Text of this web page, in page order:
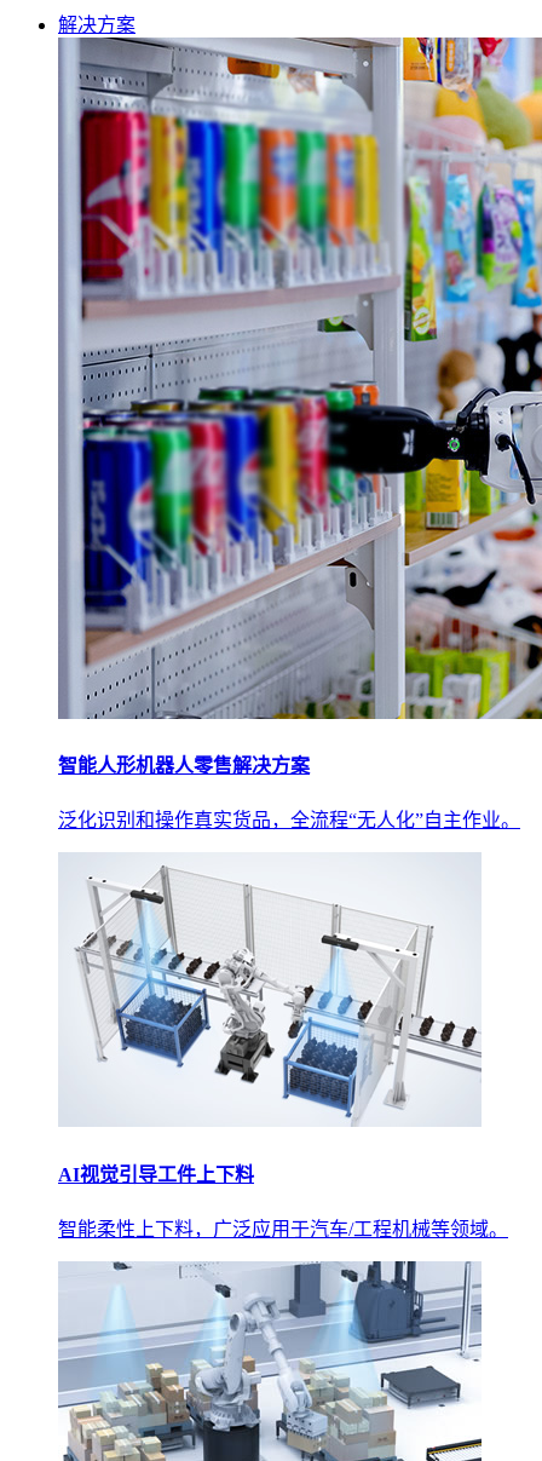
解决方案
智能人形机器人零售解决方案
泛化识别和操作真实货品，全流程“无人化”自主作业。
AI视觉引导工件上下料
智能柔性上下料，广泛应用于汽车/工程机械等领域。